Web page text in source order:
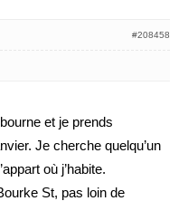
#208458
et je prends
Je cherche quelqu’un
où j’habite.
St, pas loin de